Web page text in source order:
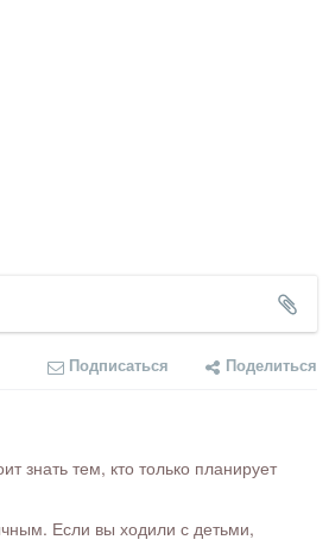
Подписаться Поделиться
знать тем, кто только планирует
Если вы ходили с детьми,